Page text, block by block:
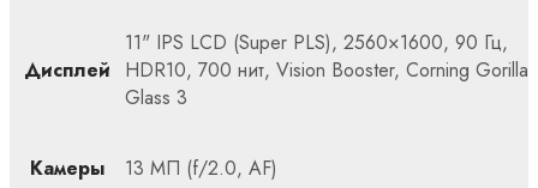
Дисплей
11" IPS LCD (Super PLS), 2560×1600, 90 Гц,
HDR10, 700 нит, Vision Booster, Corning Gorilla
Glass 3
Камеры 13 МП (f/2.0, AF)